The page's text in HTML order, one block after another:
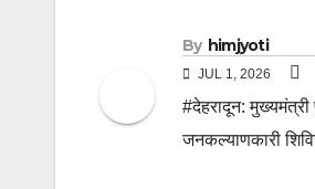
By himjyoti
JUL 1, 2026
#देहरादून:
जनकल्याणकारी